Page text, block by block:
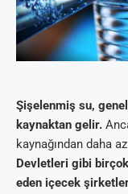
Şişelenmiş su,
kaynaktan gelir.
kaynağından daha
Devletleri gibi
eden içecek